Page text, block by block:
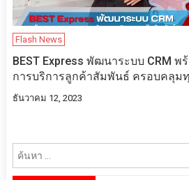
Flash News
BEST Express พัฒนาระบบ CRM พ
การบริการลูกค้าสัมพันธ์ ครอบคลุม
ธันวาคม 12, 2023